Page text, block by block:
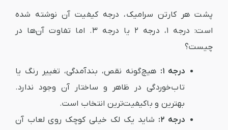
پشت هر کارتن سرامیک، درجه کیفیت آن نوشته شده
است: درجه ۱، درجه ۲ یا درجه ۳. اما تفاوت آن‌ها در
چیست؟
درجه ۱:
هیچ‌گونه نقص، بندآمدگی، تغییر رنگ یا
تاب‌خوردگی در ظاهر و ساختار آن وجود ندارد.
بهترین و باکیفیت‌ترین انتخاب است.
درجه ۲:
شاید یک لک خیلی کوچک روی لعاب آن